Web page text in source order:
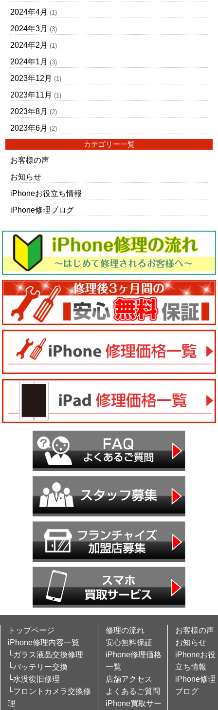
2024年4月 (1)
2024年3月 (3)
2024年2月 (1)
2024年1月 (3)
2023年12月 (1)
2023年11月 (1)
2023年8月 (2)
2023年6月 (2)
カテゴリー一覧
お客様の声
お知らせ
iPhoneお役立ち情報
iPhone修理ブログ
トップページ
iPhone修理内容一覧
└ガラス液晶交換修理
└バッテリー交換
└水没復旧修理
└フロントカメラ交換修
理
修理の流れ
安心無料保証
iPhone修理価格
一覧
店舗アクセス
よくあるご質問
iPhone買取サー
お客様の声
お知らせ
iPhoneお役
立ち情報
iPhone修理
ブログ